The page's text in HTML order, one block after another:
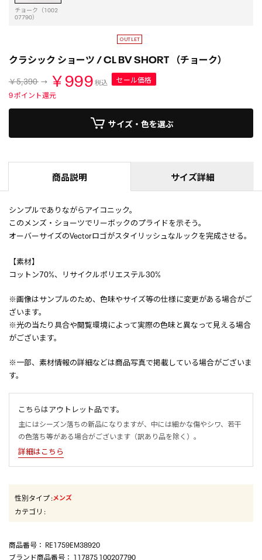
チョーク（1002
07790）
クラシック ショーツ / CL BV SHORT （チョーク）
￥5,390 ￥999税込
セール価格
9ポイント還元
サイズ・色を選ぶ
商品説明 サイズ詳細
シンプルでありながらアイコニック。
このメンズ・ショーツでリーボックのプライドを示そう。
オーバーサイズのVectorロゴがスタイリッシュなルックを完成させる。
【素材】
コットン70%、リサイクルポリエステル30%
※画像はサンプルのため、色味やサイズ等の仕様に変更がある場合がご
ざいます。
※光の当たり具合や閲覧環境によって実際の色味と異なって見える場合
がございます。
※一部、素材情報の詳細などは商品写真で掲載している場合がございま
す。
こちらはアウトレット品です。
主にはシーズン落ちの新品になりますが、中には細かな傷やシワ、若干
の色落ち等がある場合がございます（訳あり品を除く）。
詳細はこちら
性別タイプ:メンズ
カテゴリ :
商品番号 ： RE1759EM38920
ブランド商品番号 ： 117875 100207790